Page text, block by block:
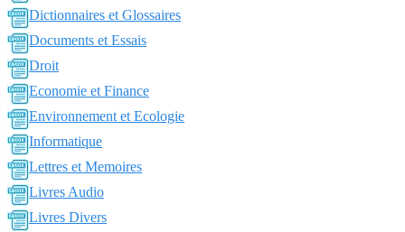
Dictionnaires et Glossaires
Documents et Essais
Droit
Economie et Finance
Environnement et Ecologie
Informatique
Lettres et Memoires
Livres Audio
Livres Divers